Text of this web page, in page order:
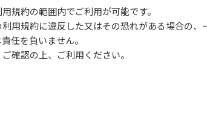
規約の範囲内でご利用が可能です。
用規約に違反した又はその恐れがある場合の、
任を負いません。
確認の上、ご利用ください。